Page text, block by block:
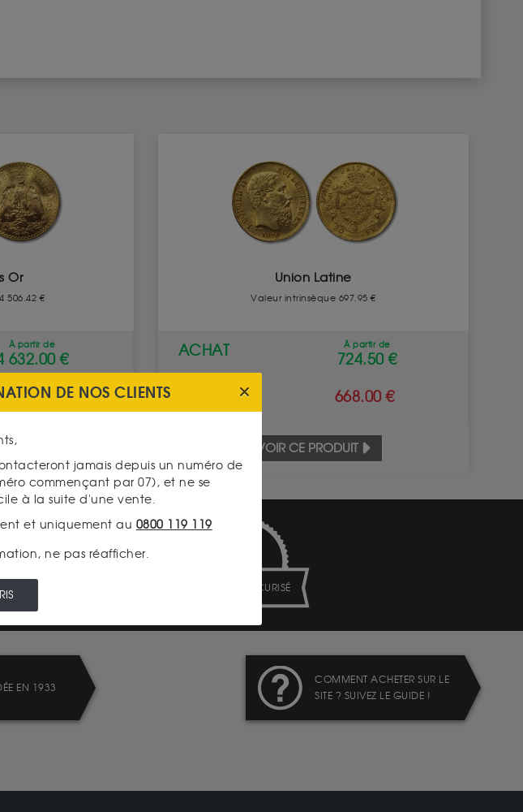
Or
506.42 €
À partir de
632.00 €
382.00 €
Union Latine
Valeur intrinsèque 697.95 €
ACHAT À partir de
724.50 €
668.00 €
VOIR CE PRODUIT
PAIEMENT SECURISÉ
EN 1933
COMMENT ACHETER SUR LE
SITE ? SUIVEZ LE GUIDE !
DE NOS CLIENTS
jamais depuis un numéro de
commençant par 07), et ne se
à la suite d'une vente.
et uniquement au 0800 119 119
ne pas réafficher.